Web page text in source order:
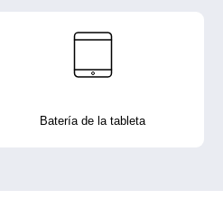
Batería de la tableta